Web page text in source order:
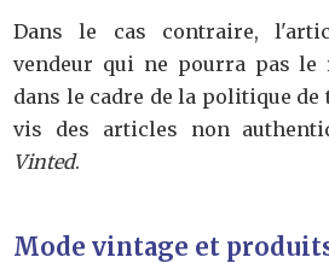
Dans le cas contraire,
vendeur qui ne pourra pas le
dans le cadre de la politique
vis des articles non
Vinted.
Mode vintage et